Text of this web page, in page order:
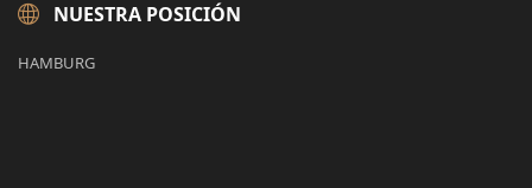
NUESTRA POSICIÓN
HAMBURG